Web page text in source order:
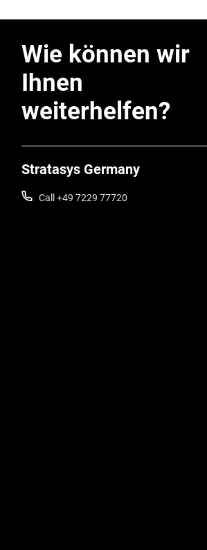
Wie können wir
Ihnen
weiterhelfen?
Stratasys Germany
Call +49 7229 77720